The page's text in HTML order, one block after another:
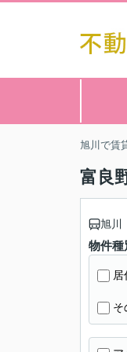
旭川で賃
富良
旭川
物件種
居
そ